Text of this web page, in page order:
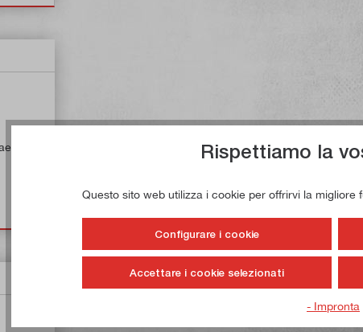
Rispettiamo la
Questo sito web utilizza i cookie per offrirvi la migliore
Configurare i cookie
Accettare i cookie selezionati
- Impronta